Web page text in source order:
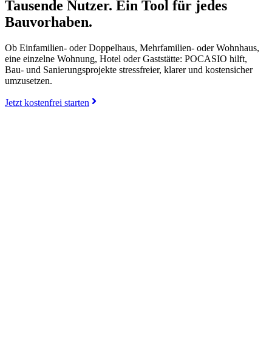
Tausende Nutzer. Ein Tool für jedes
Bauvorhaben.
Ob Einfamilien- oder Doppelhaus, Mehrfamilien- oder Wohnhaus,
eine einzelne Wohnung, Hotel oder Gaststätte: POCASIO hilft,
Bau- und Sanierungsprojekte stressfreier, klarer und kostensicher
umzusetzen.
Jetzt kostenfrei starten